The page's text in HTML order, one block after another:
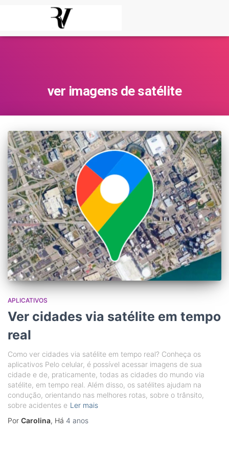
ver imagens de satélite
APLICATIVOS
Ver cidades via satélite em tempo
real
Como ver cidades via satélite em tempo real? Conheça os
aplicativos Pelo celular, é possível acessar imagens de sua
cidade e de, praticamente, todas as cidades do mundo via
satélite, em tempo real. Além disso, os satélites ajudam na
condução, orientando nas melhores rotas, sobre o trânsito,
sobre acidentes e Ler mais
Por Carolina, Há 4 anos